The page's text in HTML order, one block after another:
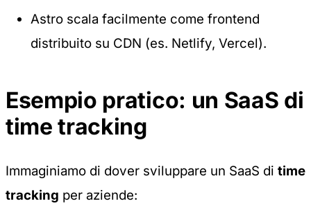
Astro scala facilmente come frontend
distribuito su CDN (es. Netlify, Vercel).
Esempio pratico: un SaaS di
time tracking
Immaginiamo di dover sviluppare un SaaS di time
tracking per aziende: